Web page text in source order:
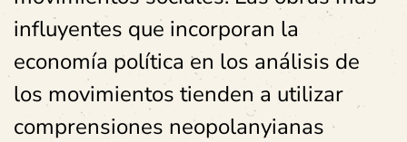
influyentes que incorporan la
economía política en los análisis de
los movimientos tienden a utilizar
comprensiones neopolanyianas